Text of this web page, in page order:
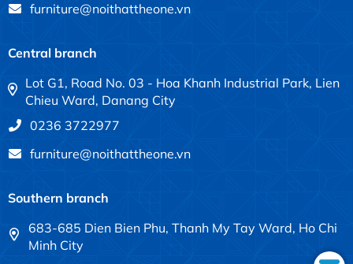
furniture@noithattheone.vn
Central branch
Lot G1, Road No. 03 - Hoa Khanh Industrial Park, Lien
Chieu Ward, Danang City
0236 3722977
furniture@noithattheone.vn
Southern branch
683-685 Dien Bien Phu, Thanh My Tay Ward, Ho Chi
Minh City